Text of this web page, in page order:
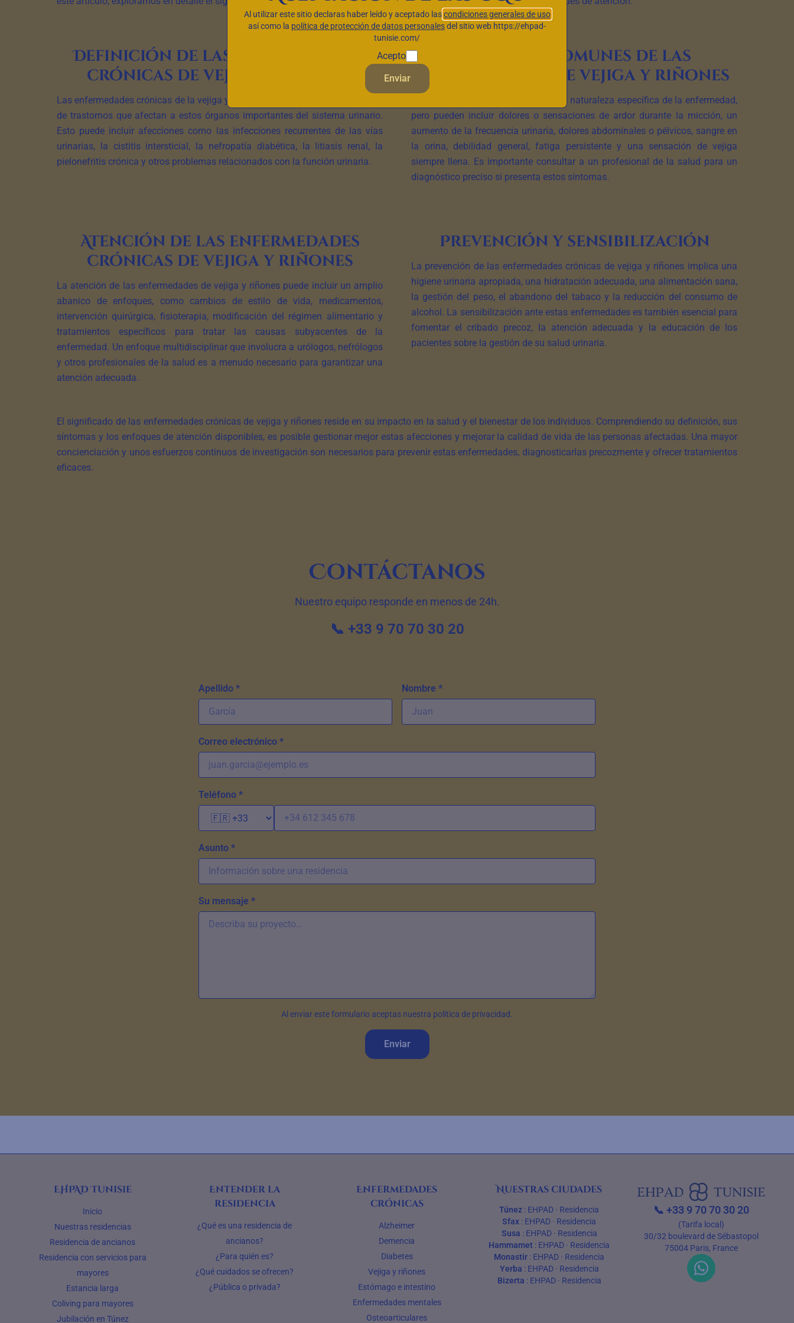
Definición de las enfermedades
crónicas de vejiga y riñones
Las enfermedades crónicas de la vejiga y los riñones se refieren a un conjunto
de trastornos que afectan a estos órganos importantes del sistema urinario.
Esto puede incluir afecciones como las infecciones recurrentes de las vías
urinarias, la cistitis intersticial, la nefropatía diabética, la litiasis renal, la
pielonefritis crónica y otros problemas relacionados con la función urinaria.
Síntomas comunes de las
enfermedades de vejiga y riñones
Los síntomas varían en función de la naturaleza específica de la enfermedad,
pero pueden incluir dolores o sensaciones de ardor durante la micción, un
aumento de la frecuencia urinaria, dolores abdominales o pélvicos, sangre en
la orina, debilidad general, fatiga persistente y una sensación de vejiga
siempre llena. Es importante consultar a un profesional de la salud para un
diagnóstico preciso si presenta estos síntomas.
Atención de las enfermedades
crónicas de vejiga y riñones
La atención de las enfermedades de vejiga y riñones puede incluir un amplio
abanico de enfoques, como cambios de estilo de vida, medicamentos,
intervención quirúrgica, fisioterapia, modificación del régimen alimentario y
tratamientos específicos para tratar las causas subyacentes de la
enfermedad. Un enfoque multidisciplinar que involucra a urólogos, nefrólogos
y otros profesionales de la salud es a menudo necesario para garantizar una
atención adecuada.
Prevención y sensibilización
La prevención de las enfermedades crónicas de vejiga y riñones implica una
higiene urinaria apropiada, una hidratación adecuada, una alimentación sana,
la gestión del peso, el abandono del tabaco y la reducción del consumo de
alcohol. La sensibilización ante estas enfermedades es también esencial para
fomentar el cribado precoz, la atención adecuada y la educación de los
pacientes sobre la gestión de su salud urinaria.
El significado de las enfermedades crónicas de vejiga y riñones reside en su impacto en la salud y el bienestar de los individuos. Comprendiendo su definición, sus
síntomas y los enfoques de atención disponibles, es posible gestionar mejor estas afecciones y mejorar la calidad de vida de las personas afectadas. Una mayor
concienciación y unos esfuerzos continuos de investigación son necesarios para prevenir estas enfermedades, diagnosticarlas precozmente y ofrecer tratamientos
eficaces.
Contáctanos
Nuestro equipo responde en menos de 24h.
📞 +33 9 70 70 30 20
Apellido * Nombre *
Correo electrónico *
Teléfono *
Asunto *
Su mensaje *
Al enviar este formulario aceptas nuestra política de privacidad.
Enviar
EHPAD Tunisie
Inicio
Nuestras residencias
Residencia de ancianos
Residencia con servicios para
mayores
Estancia larga
Coliving para mayores
Jubilación en Túnez
Entender la
residencia
¿Qué es una residencia de
ancianos?
¿Para quién es?
¿Qué cuidados se ofrecen?
¿Pública o privada?
Enfermedades
crónicas
Alzheimer
Demencia
Diabetes
Vejiga y riñones
Estómago e intestino
Enfermedades mentales
Osteoarticulares
Nuestras ciudades
Túnez : EHPAD · Residencia
Sfax : EHPAD · Residencia
Susa : EHPAD· Residencia
Hammamet : EHPAD · Residencia
Monastir : EHPAD · Residencia
Yerba : EHPAD· Residencia
Bizerta : EHPAD· Residencia
📞+33 9 70 70 30 20
(Tarifa local)
30/32 boulevard de Sébastopol
75004 Paris, France
Al utilizar este sitio declaras haber leído y aceptado lascondiciones generales de uso
así como la política de protección de datos personalesdel sitio web https://ehpad-
tunisie.com/
Acepto
Enviar